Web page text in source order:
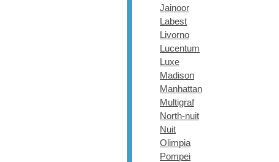
Jainoor
Labest
Livorno
Lucentum
Luxe
Madison
Manhattan
Multigraf
North-nuit
Nuit
Olimpia
Pompei